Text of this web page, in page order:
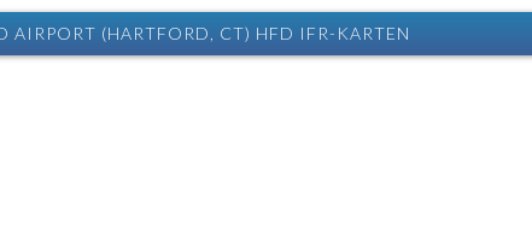
AIRPORT (HARTFORD, CT) HFD IFR-KARTEN